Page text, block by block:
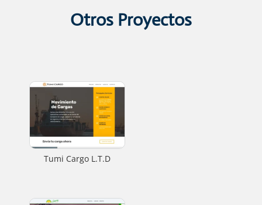
Otros Proyectos
Tumi Cargo L.T.D